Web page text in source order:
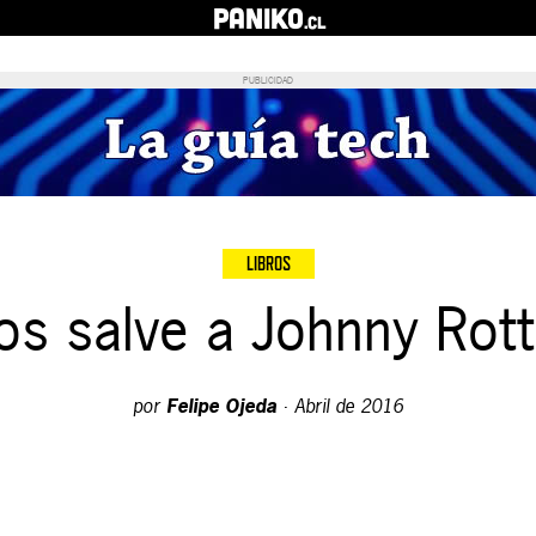
PANIKO.cl
PUBLICIDAD
LIBROS
salve a Johnny
por Felipe Ojeda · Abril de 2016